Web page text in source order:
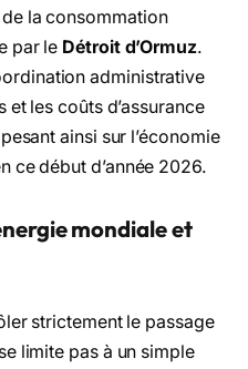
la consommation
par le Détroit d’Ormuz.
administrative
les coûts d’assurance
ainsi sur l’économie
ce début d’année 2026.
mondiale et
strictement le passage
limite pas à un simple